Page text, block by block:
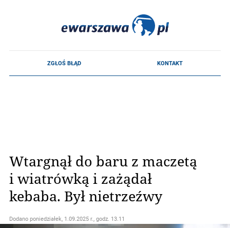
Wtargnął do baru z maczetą
i wiatrówką i zażądał
kebaba. Był nietrzeźwy
Dodano poniedziałek, 1.09.2025 r., godz. 13.11